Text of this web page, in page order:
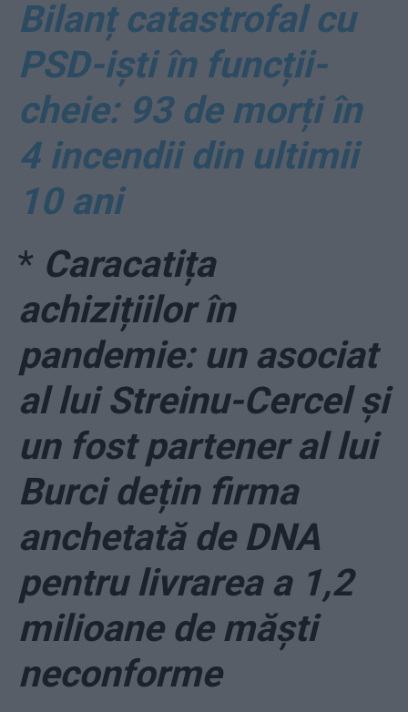
Bilanț catastrofal cu
PSD-iști în funcții-
cheie: 93 de morți în
4 incendii din ultimii
10 ani
* Caracatița
achizițiilor în
pandemie: un asociat
al lui Streinu-Cercel și
un fost partener al lui
Burci dețin firma
anchetată de DNA
pentru livrarea a 1,2
milioane de măști
neconforme